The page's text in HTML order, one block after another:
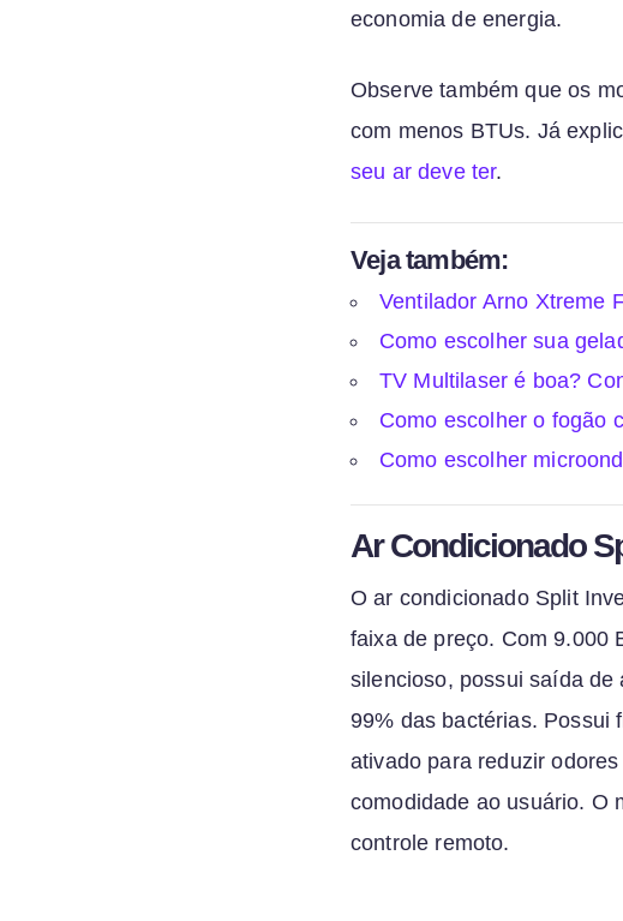
economia de energia.
Observe também que os
com menos BTUs. Já
seu ar deve ter.
Veja também:
Ventilador Arno Xtreme
Como escolher sua
TV Multilaser é boa?
Como escolher o fogão
Como escolher
Ar Condicionado
O ar condicionado Split
faixa de preço. Com 9.000
silencioso, possui saída
99% das bactérias. Possui
ativado para reduzir
comodidade ao usuário. O
controle remoto.